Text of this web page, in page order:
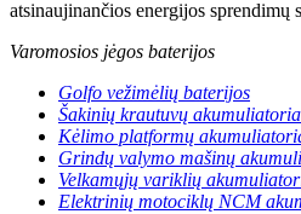
atsinaujinančios energijos sprendimų
Varomosios jėgos baterijos
Golfo vežimėlių baterijos
Šakinių krautuvų
Kėlimo platformų
Grindų valymo mašinų
Velkamųjų variklių
Elektrinių motociklų NCM